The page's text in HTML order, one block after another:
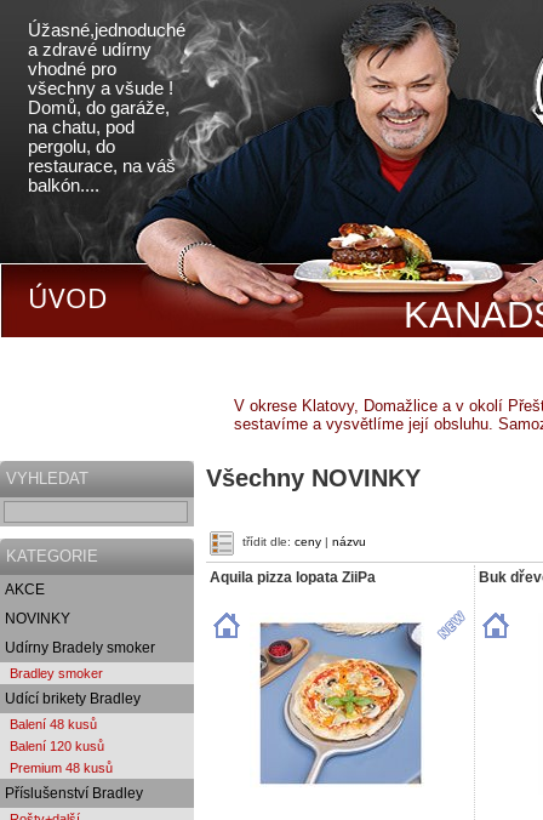
Úžasné,jednoduché
a zdravé udírny
vhodné pro
všechny a všude !
Domů, do garáže,
na chatu, pod
pergolu, do
restaurace, na váš
balkón....
ÚVOD
V okrese Klatovy, Domažlice a v okolí
sestavíme a vysvětlíme její obsluhu.
VYHLEDAT
KATEGORIE
AKCE
NOVINKY
Udírny Bradely smoker
Bradley smoker
Udící brikety Bradley
Balení 48 kusů
Balení 120 kusů
Premium 48 kusů
Příslušenství Bradley
Všechny NOVINKY
třídit dle: ceny | názvu
Aquila pizza lopata ZiiPa Buk